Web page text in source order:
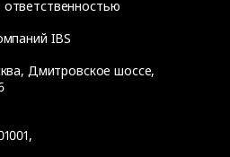
IBS
, Дмитровское шоссе,